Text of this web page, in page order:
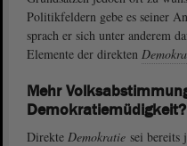
Politikfeldern gebe es seiner
sprach er sich unter anderem
Elemente der direkten
Mehr
Demokratiemüdigkeit?
Direkte Demokratie sei bereits